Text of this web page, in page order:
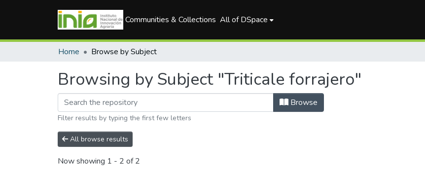
Communities & Collections All of DSpace
Home Browse by Subject
Browsing by Subject "Triticale forrajero"
Browse
Filter results by typing the first few letters
All browse results
Now showing 1 - 2 of 2